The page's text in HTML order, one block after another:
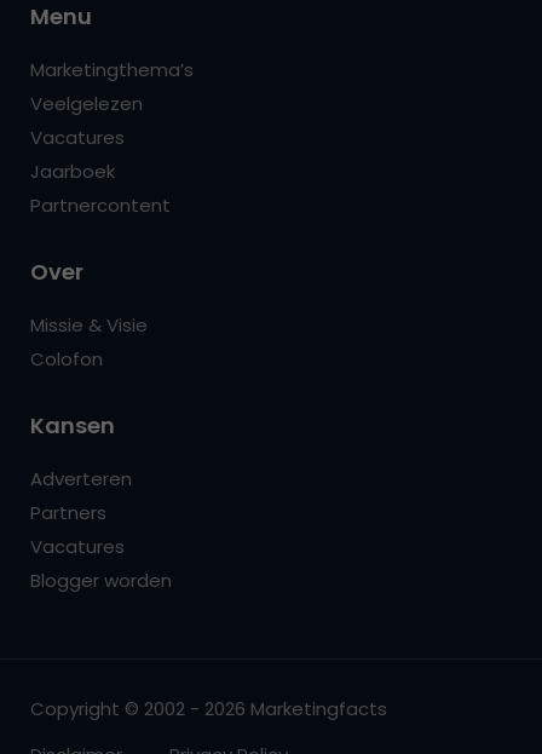
Menu
Marketingthema’s
Veelgelezen
Vacatures
Jaarboek
Partnercontent
Over
Missie & Visie
Colofon
Kansen
Adverteren
Partners
Vacatures
Blogger worden
Copyright © 2002 - 2026 Marketingfacts